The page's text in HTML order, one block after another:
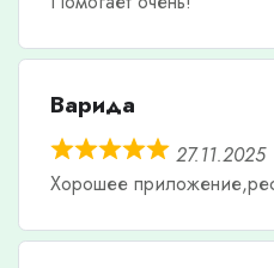
Варида
27.11.2025
Хорошее